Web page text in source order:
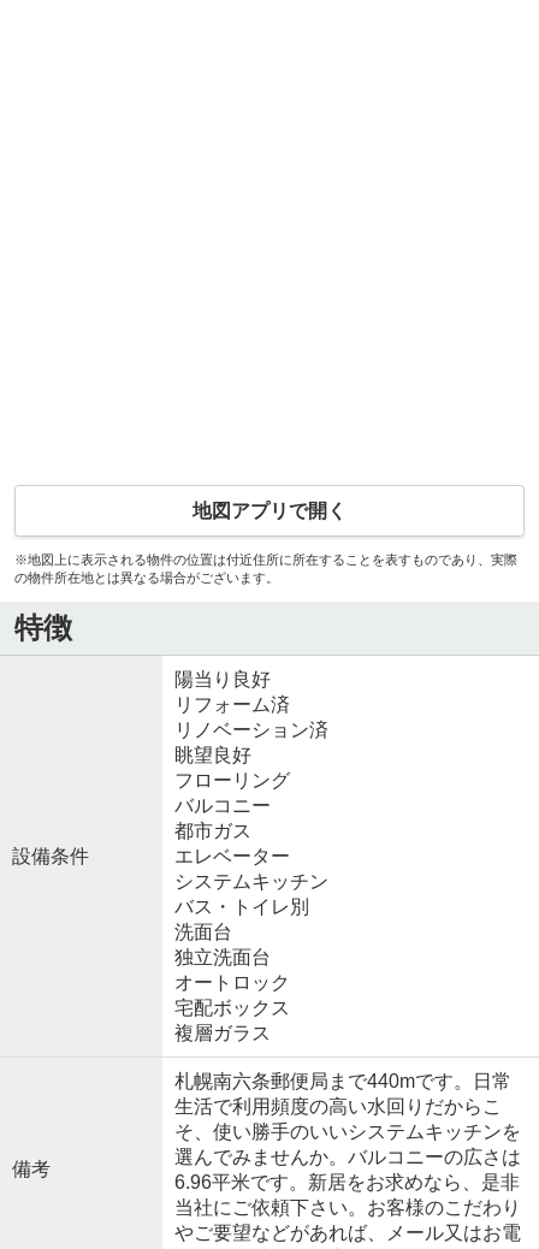
地図アプリで開く
※地図上に表示される物件の位置は付近住所に所在することを表すものであり、実際
の物件所在地とは異なる場合がございます。
特徴
設備条件
陽当り良好
リフォーム済
リノベーション済
眺望良好
フローリング
バルコニー
都市ガス
エレベーター
システムキッチン
バス・トイレ別
洗面台
独立洗面台
オートロック
宅配ボックス
複層ガラス
備考
札幌南六条郵便局まで440mです。日常
生活で利用頻度の高い水回りだからこ
そ、使い勝手のいいシステムキッチンを
選んでみませんか。バルコニーの広さは
6.96平米です。新居をお求めなら、是非
当社にご依頼下さい。お客様のこだわり
やご要望などがあれば、メール又はお電